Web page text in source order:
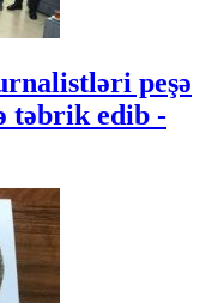
peşə
təbrik edib -